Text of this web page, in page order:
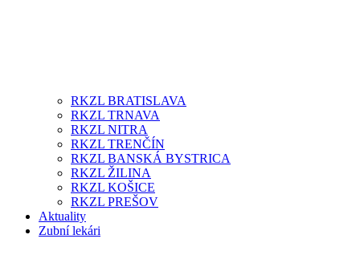
RKZL BRATISLAVA
RKZL TRNAVA
RKZL NITRA
RKZL TRENČÍN
RKZL BANSKÁ BYSTRICA
RKZL ŽILINA
RKZL KOŠICE
RKZL PREŠOV
Aktuality
Zubní lekári